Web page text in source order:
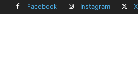
Facebook Instagram X